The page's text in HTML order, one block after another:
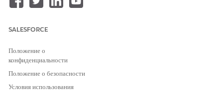
Вы можете использовать поля «Граница периода», «День
транзакциях, например, продукт заказа, чтобы определить,
пропорциональное распределение. Граница периода в продукте
Поле «День выставления счета месяца» в записи «Расписание
выставления счета» указывает день, в который вы ожидаете
SALESFORCE
Положение о
конфиденциальности
Положение о безопасности
Условия использования